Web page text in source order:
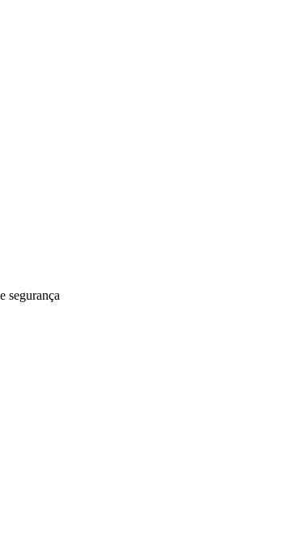
segurança